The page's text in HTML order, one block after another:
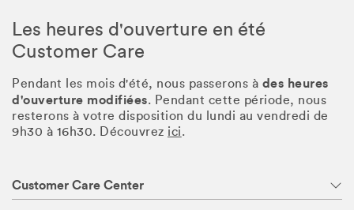
Les heures d'ouverture en été
Customer Care
Pendant les mois d'été, nous passerons à des heures
d'ouverture modifiées. Pendant cette période, nous
resterons à votre disposition du lundi au vendredi de
9h30 à 16h30. Découvrez ici.
Customer Care Center